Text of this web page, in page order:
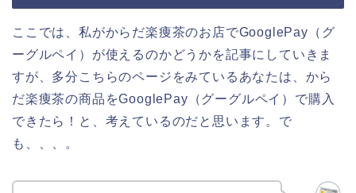
ここでは、私がからだ楽痩茶のお店でGooglePay（グ
ーグルペイ）が使えるのかどうかを記事にしていきま
すが、多分こちらのページをみているあなたは、から
だ楽痩茶の商品をGooglePay（グーグルペイ）で購入
できたら！と、考えているのだと思います。で
も、、、。